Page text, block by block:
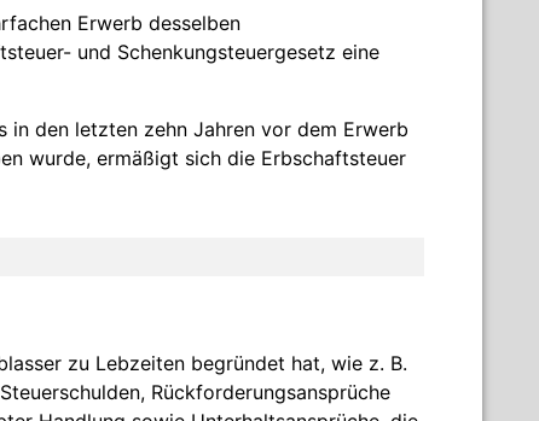
Erwerb desselben
und Schenkungsteuergesetz eine
in den letzten zehn Jahren vor dem Erwerb
wurde, ermäßigt sich die Erbschaftsteuer
zu Lebzeiten begründet hat, wie z. B.
Rückforderungsansprüche